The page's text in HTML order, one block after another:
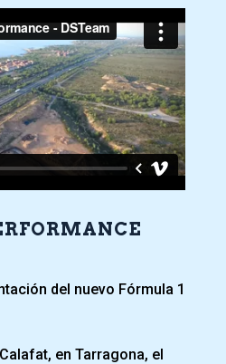
del nuevo Fórmula 1
en Tarragona, el